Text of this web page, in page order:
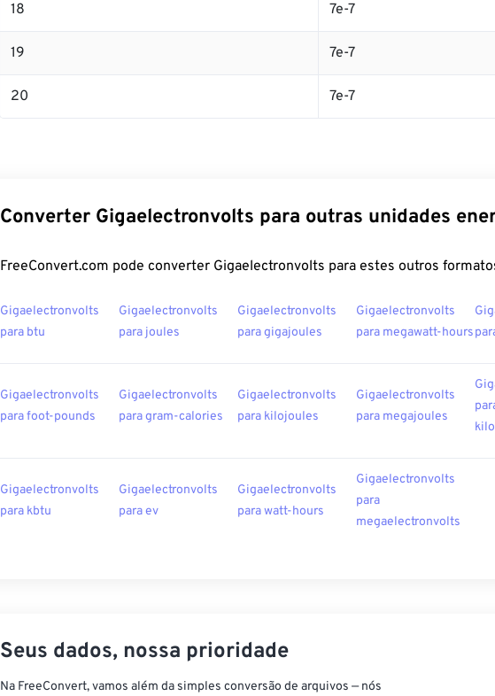
18 7e-7
19 7e-7
20 7e-7
Converter Gigaelectronvolts para outras unidades
FreeConvert.com pode converter Gigaelectronvolts para estes outros
Gigaelectronvolts
para btu
Gigaelectronvolts
para joules
Gigaelectronvolts
para gigajoules
Gigaelectronvolts
para megawatt-hours
Gigaelectronvolts
para foot-pounds
Gigaelectronvolts
para gram-calories
Gigaelectronvolts
para kilojoules
Gigaelectronvolts
para megajoules
Gigaelectronvolts
para kbtu
Gigaelectronvolts
para ev
Gigaelectronvolts
para watt-hours
Gigaelectronvolts
para
megaelectronvolts
Seus dados, nossa prioridade
Na FreeConvert, vamos além da simples conversão de arquivos — nós